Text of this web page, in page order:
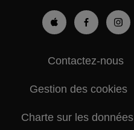
Contactez-nous
Gestion des cookies
Charte sur les